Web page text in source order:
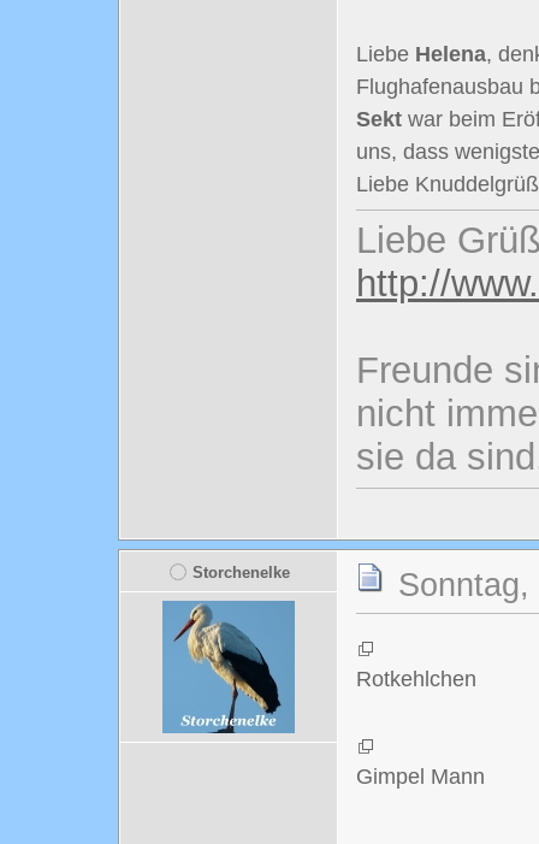
Liebe Helena,
Flughafenausbau
Sekt war beim
uns, dass
Liebe
Liebe
http://
Freunde
nicht
sie da
Storchenelke
Rotkehlchen
Gimpel Mann